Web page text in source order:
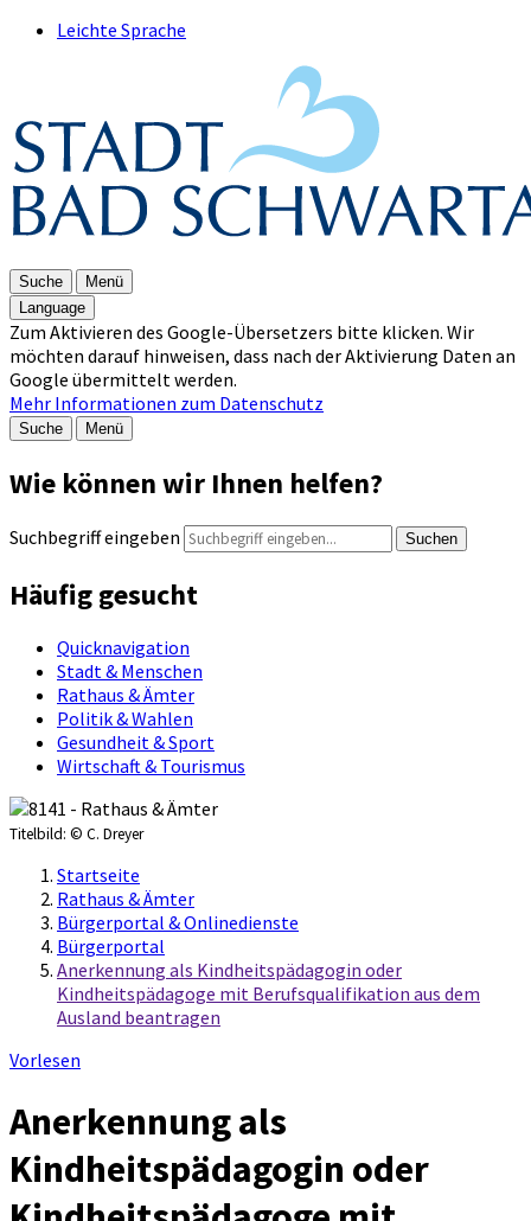
Leichte Sprache
Suche
Menü
Language
Zum Aktivieren des Google-Übersetzers bitte klicken. Wir
möchten darauf hinweisen, dass nach der Aktivierung Daten an
Google übermittelt werden.
Mehr Informationen zum Datenschutz
Suche Menü
Wie können wir Ihnen helfen?
Suchbegriff eingeben Suchen
Häufig gesucht
Quicknavigation
Stadt & Menschen
Rathaus & Ämter
Politik & Wahlen
Gesundheit & Sport
Wirtschaft & Tourismus
Titelbild: © C. Dreyer
Startseite
Rathaus & Ämter
Bürgerportal & Onlinedienste
Bürgerportal
Anerkennung als Kindheitspädagogin oder
Kindheitspädagoge mit Berufsqualifikation aus dem
Ausland beantragen
Vorlesen
Anerkennung als
Kindheitspädagogin oder